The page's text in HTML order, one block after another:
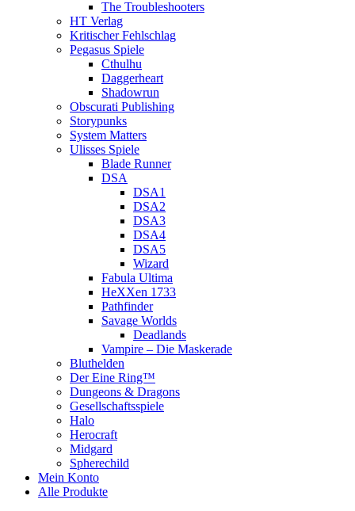
The Troubleshooters
HT Verlag
Kritischer Fehlschlag
Pegasus Spiele
Cthulhu
Daggerheart
Shadowrun
Obscurati Publishing
Storypunks
System Matters
Ulisses Spiele
Blade Runner
DSA
DSA1
DSA2
DSA3
DSA4
DSA5
Wizard
Fabula Ultima
HeXXen 1733
Pathfinder
Savage Worlds
Deadlands
Vampire – Die Maskerade
Bluthelden
Der Eine Ring™
Dungeons & Dragons
Gesellschaftsspiele
Halo
Herocraft
Midgard
Spherechild
Mein Konto
Alle Produkte